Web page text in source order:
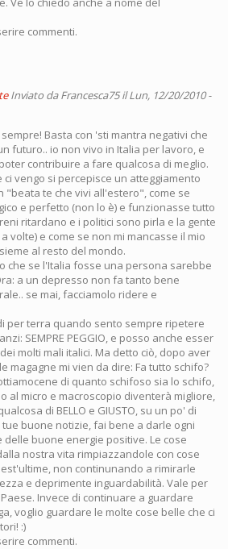
commenti.
Inviato daFrancesca75il Lun, 12/20/2010 -
Basta con 'sti mantra negativi che
futuro.. io non vivo in Italia per lavoro, e
contribuire a fare qualcosa di meglio.
ci vengo si percepisce un atteggiamento
"beata te che vivi all'estero", come se
e perfetto (non lo è) e funzionasse tutto
ritardano e i politici sono pirla e la gente
volte) e come se non mi mancasse il mio
al resto del mondo.
che se l'Italia fosse una persona sarebbe
a un depresso non fa tanto bene
se mai, facciamolo ridere e
per terra quando sento sempre ripetere
SEMPRE PEGGIO, e posso anche esser
molti mali italici. Ma detto ciò, dopo aver
magagne mi vien da dire: Fa tutto schifo?
di quanto schifoso sia lo schifo,
al micro e macroscopio diventerà migliore,
di BELLO e GIUSTO, su un po' di
tue buone notizie, fai bene a darle ogni
buone energie positive. Le cose
nostra vita rimpiazzandole con cose
non continunando a rimirarle
e deprimente inguardabilità. Vale per
Invece di continuare a guardare
voglio guardare le molte cose belle che ci
:)
commenti.